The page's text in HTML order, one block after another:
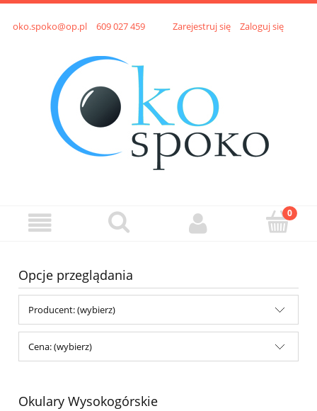
oko.spoko@op.pl 609 027 459 Zarejestruj się Zaloguj się
Opcje przeglądania
Producent: (wybierz)
Cena: (wybierz)
Okulary Wysokogórskie